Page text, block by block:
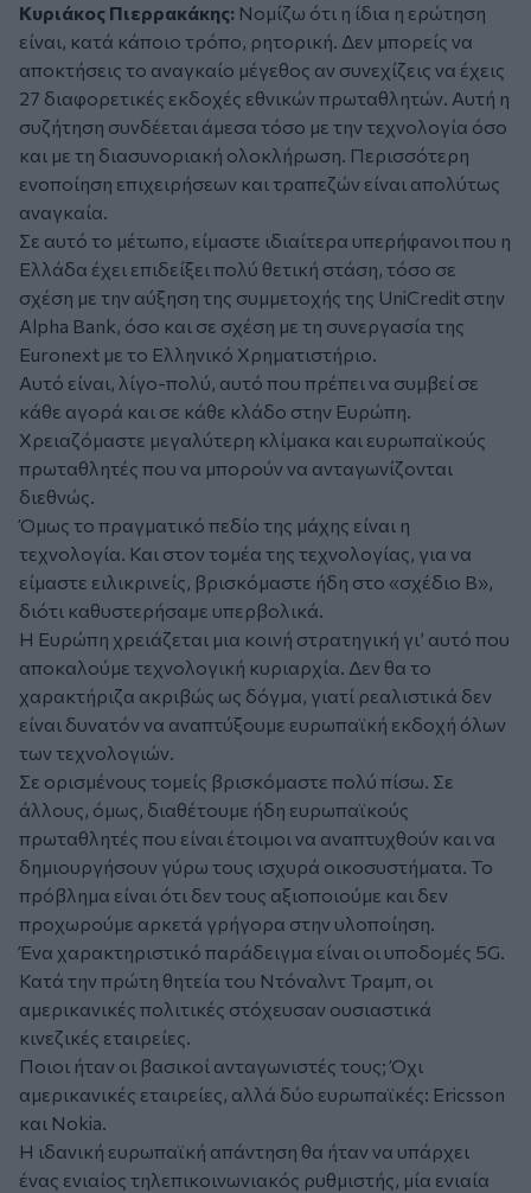
Κυριάκος Πιερρακάκης: Νομίζω ότι η ίδια η ερώτηση
είναι, κατά κάποιο τρόπο, ρητορική. Δεν μπορείς να
αποκτήσεις το αναγκαίο μέγεθος αν συνεχίζεις να έχεις
27 διαφορετικές εκδοχές εθνικών πρωταθλητών. Αυτή η
συζήτηση συνδέεται άμεσα τόσο με την τεχνολογία όσο
και με τη διασυνοριακή ολοκλήρωση. Περισσότερη
ενοποίηση επιχειρήσεων και τραπεζών είναι απολύτως
αναγκαία.
Σε αυτό το μέτωπο, είμαστε ιδιαίτερα υπερήφανοι που η
Ελλάδα έχει επιδείξει πολύ θετική στάση, τόσο σε
σχέση με την αύξηση της συμμετοχής της UniCredit στην
Alpha Bank, όσο και σε σχέση με τη συνεργασία της
Euronext με το Ελληνικό Χρηματιστήριο.
Αυτό είναι, λίγο-πολύ, αυτό που πρέπει να συμβεί σε
κάθε αγορά και σε κάθε κλάδο στην Ευρώπη.
Χρειαζόμαστε μεγαλύτερη κλίμακα και ευρωπαϊκούς
πρωταθλητές που να μπορούν να ανταγωνίζονται
διεθνώς.
Όμως το πραγματικό πεδίο της μάχης είναι η
τεχνολογία. Και στον τομέα της τεχνολογίας, για να
είμαστε ειλικρινείς, βρισκόμαστε ήδη στο «σχέδιο Β»,
διότι καθυστερήσαμε υπερβολικά.
Η Ευρώπη χρειάζεται μια κοινή στρατηγική γι’ αυτό που
αποκαλούμε τεχνολογική κυριαρχία. Δεν θα το
χαρακτήριζα ακριβώς ως δόγμα, γιατί ρεαλιστικά δεν
είναι δυνατόν να αναπτύξουμε ευρωπαϊκή εκδοχή όλων
των τεχνολογιών.
Σε ορισμένους τομείς βρισκόμαστε πολύ πίσω. Σε
άλλους, όμως, διαθέτουμε ήδη ευρωπαϊκούς
πρωταθλητές που είναι έτοιμοι να αναπτυχθούν και να
δημιουργήσουν γύρω τους ισχυρά οικοσυστήματα. Το
πρόβλημα είναι ότι δεν τους αξιοποιούμε και δεν
προχωρούμε αρκετά γρήγορα στην υλοποίηση.
Ένα χαρακτηριστικό παράδειγμα είναι οι υποδομές 5G.
Κατά την πρώτη θητεία του Ντόναλντ Τραμπ, οι
αμερικανικές πολιτικές στόχευσαν ουσιαστικά
κινεζικές εταιρείες.
Ποιοι ήταν οι βασικοί ανταγωνιστές τους; Όχι
αμερικανικές εταιρείες, αλλά δύο ευρωπαϊκές: Ericsson
και Nokia.
Η ιδανική ευρωπαϊκή απάντηση θα ήταν να υπάρχει
ένας ενιαίος τηλεπικοινωνιακός ρυθμιστής, μία ενιαία